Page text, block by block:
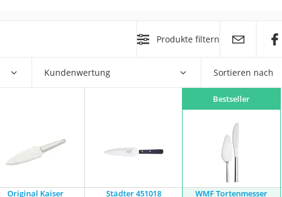
Produkte filtern
Kundenwertung Sortieren nach
Bestseller
Original Kaiser
Städter 451018
WMF Tortenmesser